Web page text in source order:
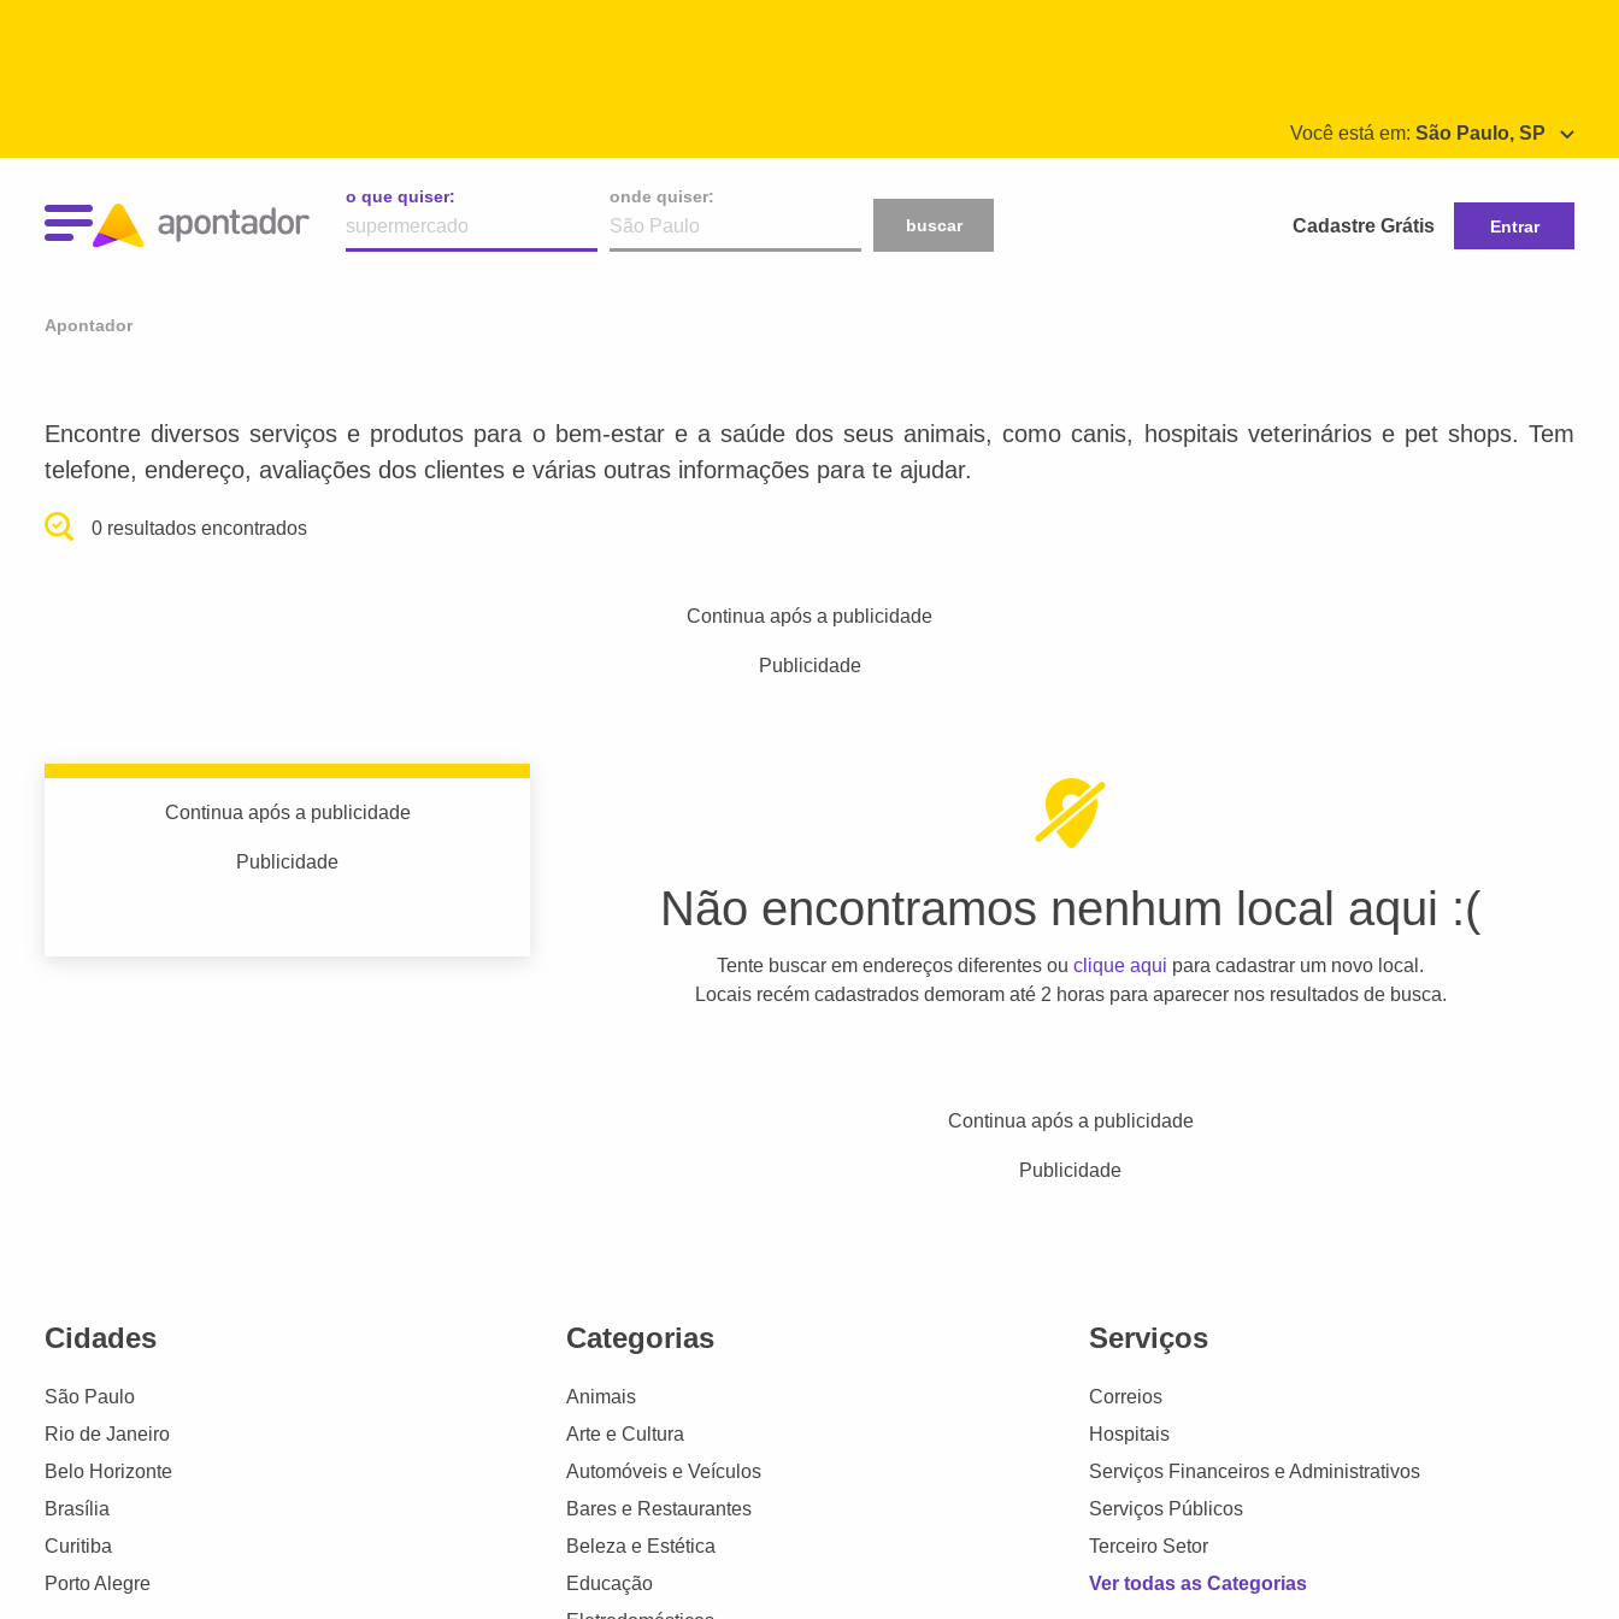
Você está em: São Paulo, SP
o que quiser:
onde quiser:
buscar
Cadastre Grátis Entrar
Apontador
Encontre diversos serviços e produtos para o bem-estar e a saúde dos seus animais, como canis, hospitais veterinários e pet shops. Tem
telefone, endereço, avaliações dos clientes e várias outras informações para te ajudar.
0 resultados encontrados
Continua após a publicidade
Publicidade
Continua após a publicidade
Publicidade
Não encontramos nenhum local aqui :(
Tente buscar em endereços diferentes ouclique aqui para cadastrar um novo local.
Locais recém cadastrados demoram até 2 horas para aparecer nos resultados de busca.
Continua após a publicidade
Publicidade
Cidades
São Paulo
Rio de Janeiro
Belo Horizonte
Brasília
Curitiba
Porto Alegre
Categorias
Animais
Arte e Cultura
Automóveis e Veículos
Bares e Restaurantes
Beleza e Estética
Educação
Serviços
Correios
Hospitais
Serviços Financeiros e Administrativos
Serviços Públicos
Terceiro Setor
Ver todas as Categorias